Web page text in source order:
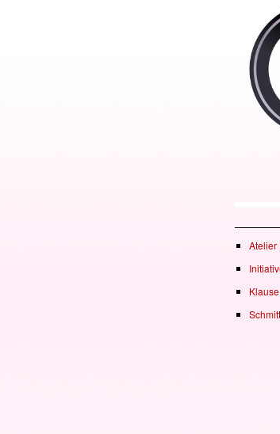
Atelier